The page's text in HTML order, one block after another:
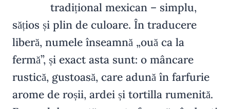
tradițional mexican – simplu,
sățios și plin de culoare. În traducere
liberă, numele înseamnă „ouă ca la
fermă”, și exact asta sunt: o mâncare
rustică, gustoasă, care adună în farfurie
arome de roșii, ardei și tortilla rumenită.